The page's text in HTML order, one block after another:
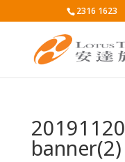
2316 1623
banner(2)